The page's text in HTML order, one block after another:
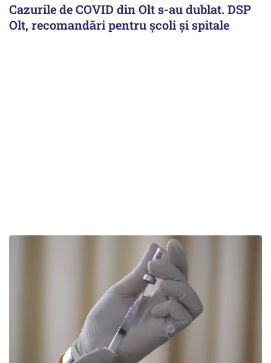
Cazurile de COVID din Olt s-au dublat. DSP
Olt, recomandări pentru școli și spitale